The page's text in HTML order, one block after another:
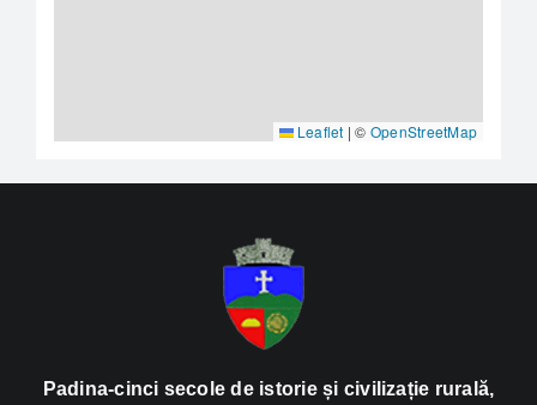
Leaflet | © OpenStreetMap
Padina-cinci secole de istorie și civilizație rurală,